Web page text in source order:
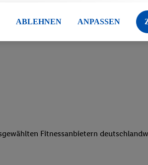
Fitnessanbietern
Generierung von auch mit Daten von
von Daten (z.B. über Ihre Nutzung
aus Ihrem Kundenkonto - z.B. Alter oder
auf Ihren Endgeräten zur Erstellung von
Ausspielen dieser Werbung erfolgen
ein Lidl Plus-Konto erstellen bzw. sich
genannten Partner verwendet werden, um
ABLEHNEN ANPASSEN